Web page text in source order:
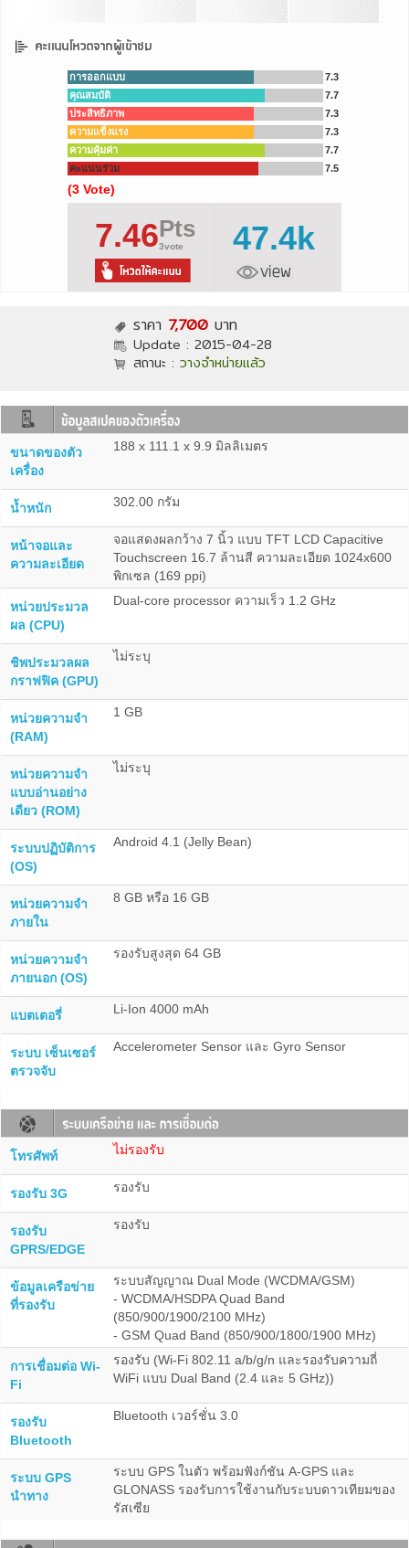
การออกแบบ
7.3
คุณสมบัติ
7.7
ประสิทธิภาพ
7.3
ความแข็งแรง
7.3
ความคุ้มค่า
7.7
คะแนนร่วม
7.5
(3 Vote)
7.46Pts
3vote 47.4k
ราคา 7,700 บาท
Update : 2015-04-28
สถานะ : วางจำหน่ายแล้ว
ขนาดของตัว
เครื่อง
188 x 111.1 x 9.9 มิลลิเมตร
น้ำหนัก 302.00 กรัม
หน้าจอและ
ความละเอียด
จอแสดงผลกว้าง 7 นิ้ว แบบ TFT LCD Capacitive
Touchscreen 16.7 ล้านสี ความละเอียด 1024x600
พิกเซล (169 ppi)
หน่วยประมวล
ผล (CPU)
Dual-core processor ความเร็ว 1.2 GHz
ชิพประมวลผล
กราฟฟิค (GPU)
ไม่ระบุ
หน่วยความจำ
(RAM)
1 GB
หน่วยความจำ
แบบอ่านอย่าง
เดียว (ROM)
ไม่ระบุ
ระบบปฏิบัติการ
(OS)
Android 4.1 (Jelly Bean)
หน่วยความจำ
ภายใน
8 GB หรือ 16 GB
หน่วยความจำ
ภายนอก (OS)
รองรับสูงสุด 64 GB
แบตเตอรี่ Li-Ion 4000 mAh
ระบบ เซ็นเซอร์
ตรวจจับ
Accelerometer Sensor และ Gyro Sensor
โทรศัพท์ ไม่รองรับ
รองรับ 3G รองรับ
รองรับ
GPRS/EDGE
รองรับ
ข้อมูลเครือข่าย
ที่รองรับ
ระบบสัญญาณ Dual Mode (WCDMA/GSM)
- WCDMA/HSDPA Quad Band
(850/900/1900/2100 MHz)
- GSM Quad Band (850/900/1800/1900 MHz)
การเชื่อมต่อ Wi-
Fi
รองรับ (Wi-Fi 802.11 a/b/g/n และรองรับความถี่
WiFi แบบ Dual Band (2.4 และ 5 GHz))
รองรับ
Bluetooth
Bluetooth เวอร์ชั่น 3.0
ระบบ GPS
นำทาง
ระบบ GPS ในตัว พร้อมฟังก์ชัน A-GPS และ
GLONASS รองรับการใช้งานกับระบบดาวเทียมของ
รัสเซีย